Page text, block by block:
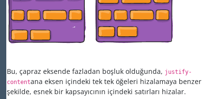
Bu, çapraz eksende fazladan boşluk olduğunda, justify-
contentana eksen içindeki tek tek öğeleri hizalamaya benzer
şekilde, esnek bir kapsayıcının içindeki satırları hizalar.